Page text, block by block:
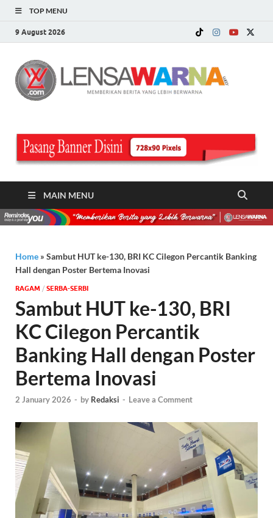
TOP MENU
9 August 2026
MAIN MENU
Home » Sambut HUT ke-130, BRI KC Cilegon Percantik Banking
Hall dengan Poster Bertema Inovasi
‎RAGAM / SERBA-SERBI
Sambut HUT ke-130, BRI
KC Cilegon Percantik
Banking Hall dengan Poster
Bertema Inovasi
2 January 2026 - by Redaksi - Leave a Comment